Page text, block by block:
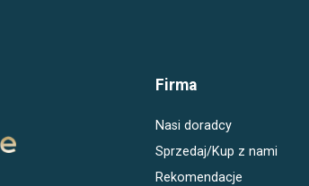
Firma
Nasi doradcy
Sprzedaj/Kup z nami
Rekomendacje